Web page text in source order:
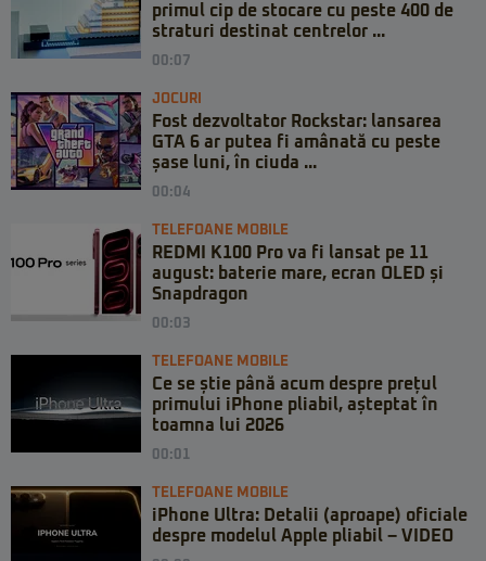
primul cip de stocare cu peste 400 de
straturi destinat centrelor ...
00:07
JOCURI
Fost dezvoltator Rockstar: lansarea
GTA 6 ar putea fi amânată cu peste
șase luni, în ciuda ...
00:04
TELEFOANE MOBILE
REDMI K100 Pro va fi lansat pe 11
august: baterie mare, ecran OLED și
Snapdragon
00:03
TELEFOANE MOBILE
Ce se știe până acum despre prețul
primului iPhone pliabil, așteptat în
toamna lui 2026
00:01
TELEFOANE MOBILE
iPhone Ultra: Detalii (aproape) oficiale
despre modelul Apple pliabil – VIDEO